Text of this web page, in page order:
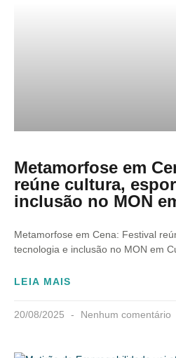
Metamorfose em
reúne cultura,
inclusão no MON
Metamorfose em Cena: Festival
tecnologia e inclusão no MON em
LEIA MAIS
20/08/2025 Nenhum comentário